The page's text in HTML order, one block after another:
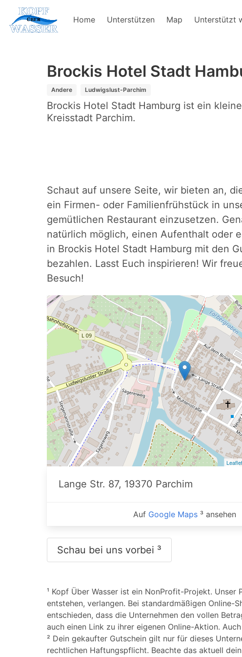
Home Unterstützen Map Unterstützt
Brockis Hotel Stadt
Andere Ludwigslust-Parchim
Brockis Hotel Stadt Hamburg ist ein
Kreisstadt Parchim.
Schaut auf unsere Seite, wir bieten an,
ein Firmen- oder Familienfrühstück in
gemütlichen Restaurant einzusetzen.
natürlich möglich, einen Aufenthalt oder
in Brockis Hotel Stadt Hamburg mit den
bezahlen. Lasst Euch inspirieren! Wir
Besuch!
Leaflet
Lange Str. 87, 19370 Parchim
Auf Google Maps³ ansehen
Schau bei uns vorbei ³
¹ Kopf Über Wasser ist ein NonProfit-Projekt.
entstehen, verlangen. Bei standardmäßigen Online-
entschieden, dass die Unternehmen den vollen
auch einen Link zu ihrer eigenen Online-Aktion.
² Dein gekaufter Gutschein gilt nur für dieses
rechtlichen Haftungspflicht. Beachte das aktuell